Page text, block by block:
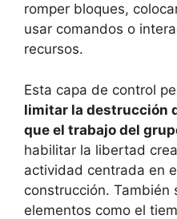
romper bloques,
usar comandos o
recursos.
Esta capa de control
limitar la destrucción
que el trabajo del
habilitar la libertad
actividad centrada en
construcción. También
elementos como el